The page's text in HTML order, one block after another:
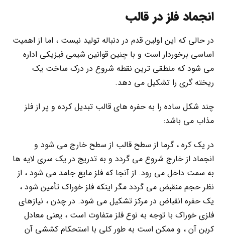
انجماد فلز در قالب
در حالی که این اولین قدم در دنباله تولید نیست ، اما از اهمیت
اساسی برخوردار است و با چنین قوانین شیمی فیزیکی اداره
می شود که منطقی ترین نقطه شروع در درک ساخت یک
ریخته گری را تشکیل می دهد.
چند شکل ساده را به حفره های قالب تبدیل کرده و پر از فلز
مذاب می باشد:
در یک کره ، گرما از سطح قالب از سطح خارج می شود و
انجماد از خارج شروع می گردد و به تدریج در یک سری لایه ها
به سمت داخل می رود. از آنجا که فلز مایع جامد می شود ، از
نظر حجم منقبض می گردد مگر اینکه فلز خوراک تأمین شود ،
یک حفره انقباض در مرکز تشکیل می شود. در چدن ، نیازهای
فلزی خوراک با توجه به نوع فلز متفاوت است ، یعنی معادل
کربن آن ، و ممکن است به طور کلی با استحکام کششی آن